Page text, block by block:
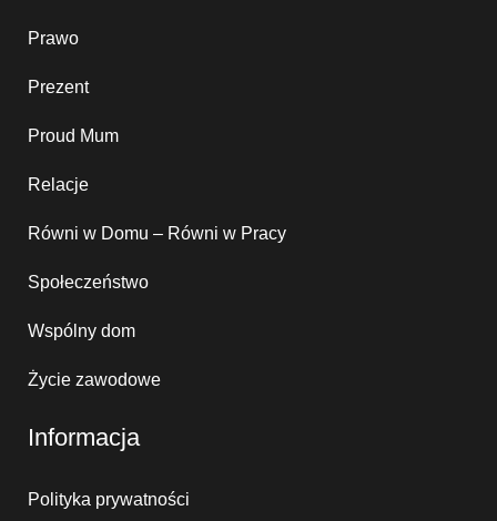
Prawo
Prezent
Proud Mum
Relacje
Równi w Domu – Równi w Pracy
Społeczeństwo
Wspólny dom
Życie zawodowe
Informacja
Polityka prywatności